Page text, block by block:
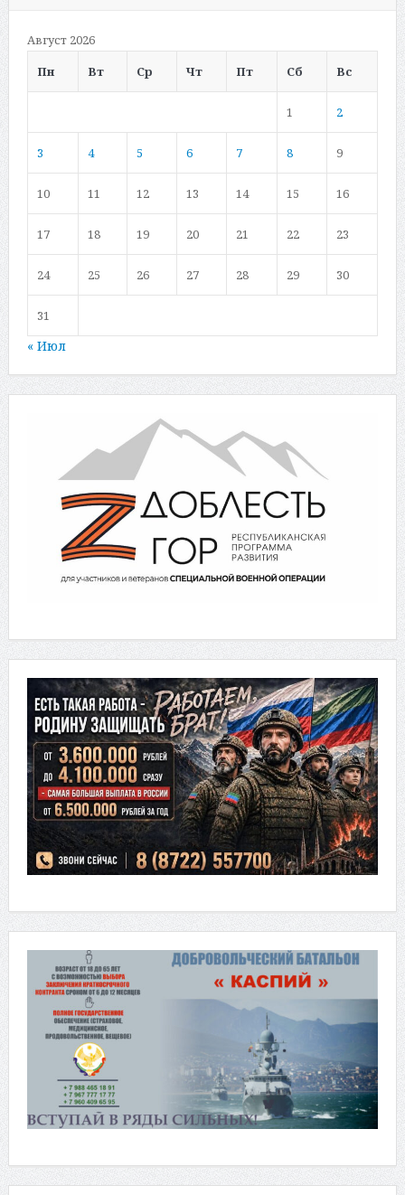
Август 2026
Пн
Вт Ср Чт Пт Сб Вс
1 2
3 4 5 6 7 8 9
10 11 12 13 14 15 16
17 18 19 20 21 22 23
24 25 26 27 28 29 30
31
« Июл